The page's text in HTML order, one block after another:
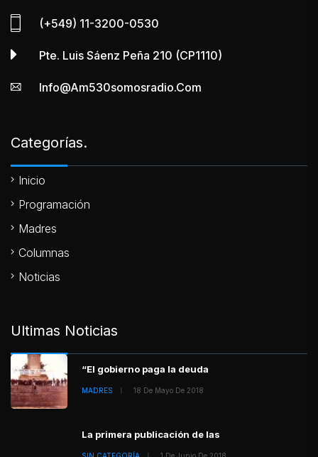
(+549) 11-3200-0530
Pte. Luis Sáenz Peña 210 (CP1110)
Info@am530somosradio.com
Categorías.
Inicio
Programación
Madres
Columnas
Noticias
Ultimas Noticias
“El gobierno paga la deuda
MADRES 18 De Mayo De 2018
La primera publicación de las
SIN CATEGORÍA 1 De Junio De 2018